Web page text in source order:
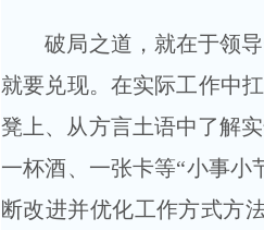
破局之道，就在于领导
就要兑现。在实际工作中
凳上、从方言土语中了解
一杯酒、一张卡等“小事小
断改进并优化工作方式方